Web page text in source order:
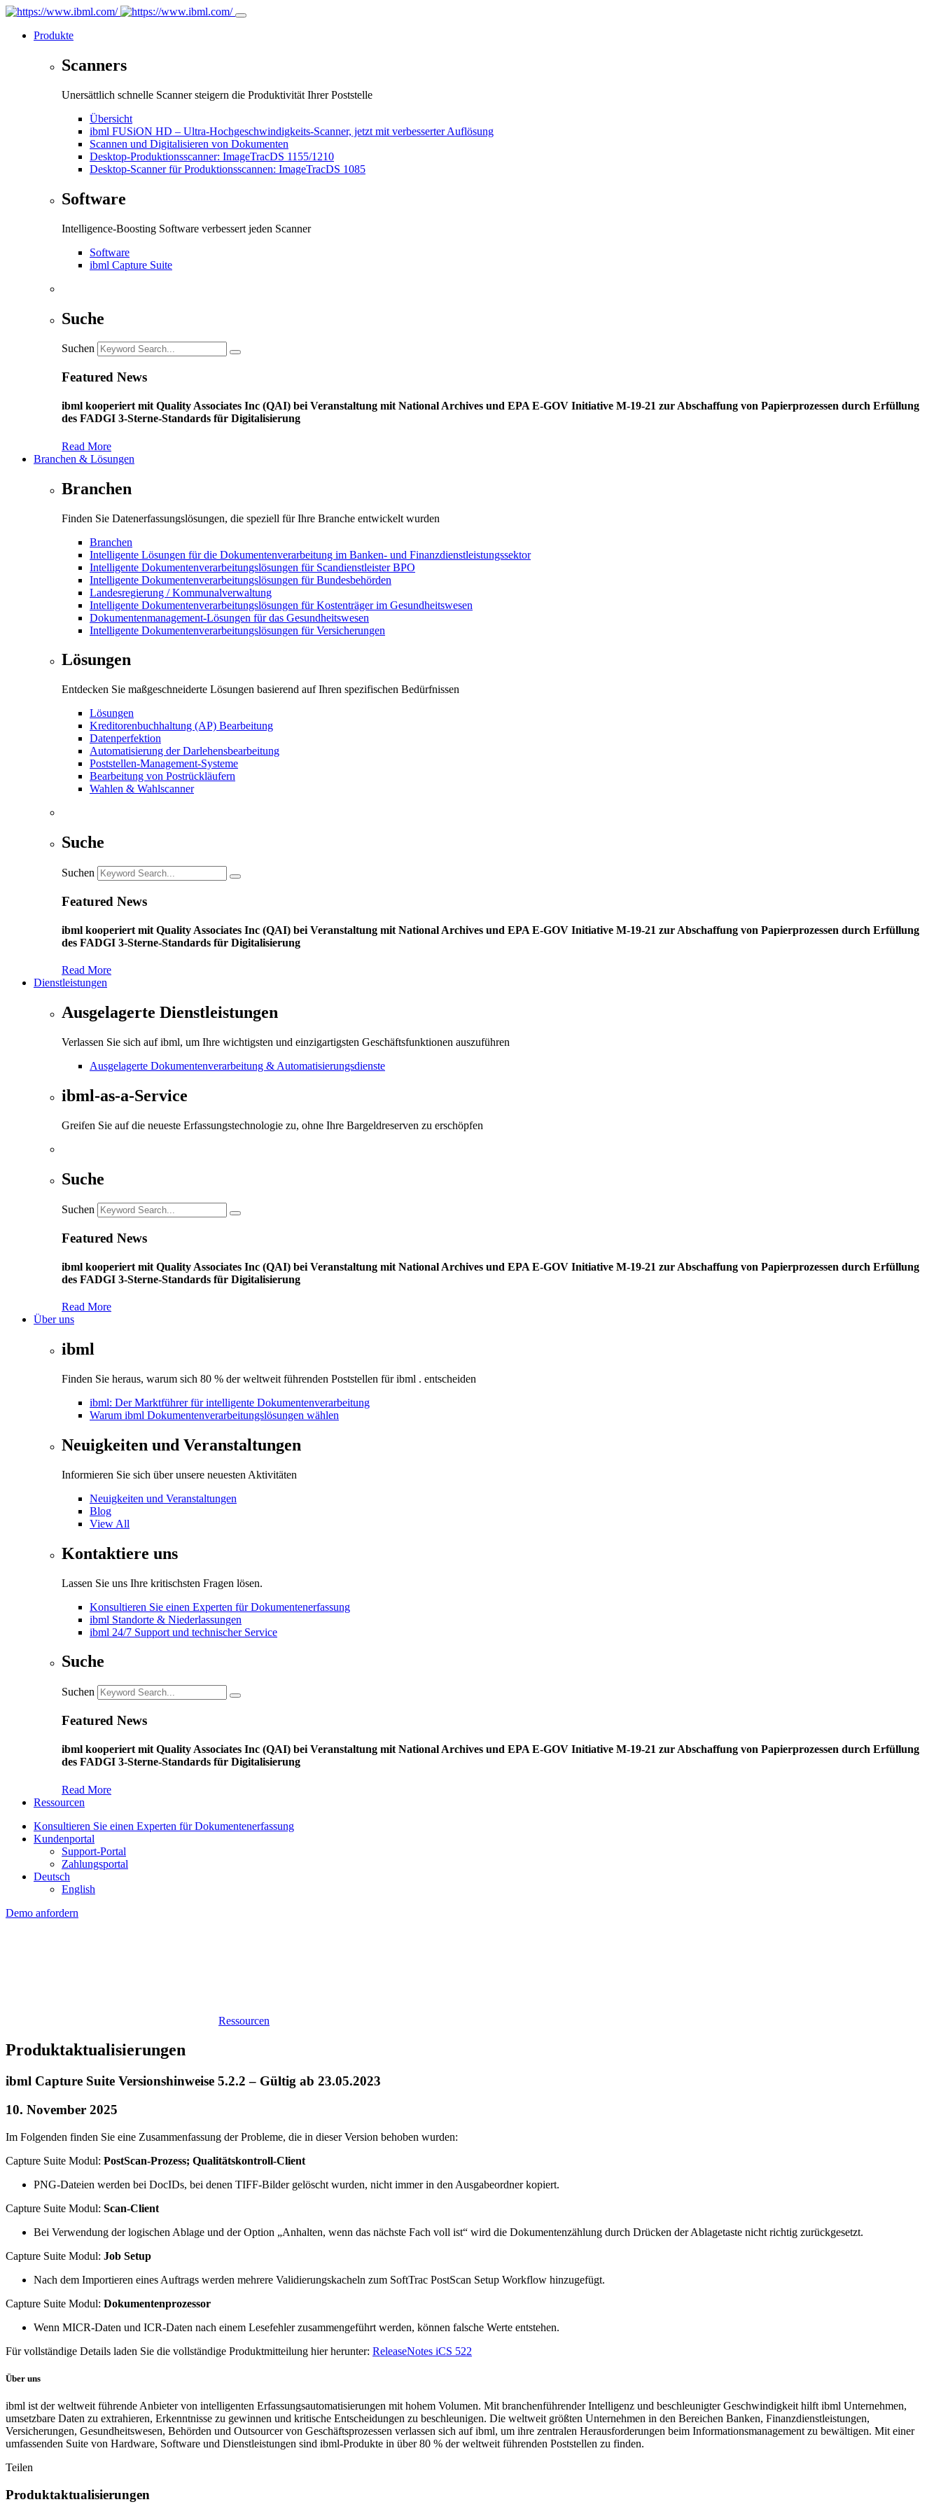
Produkte
Scanners
Unersättlich schnelle Scanner steigern die Produktivität Ihrer Poststelle
Übersicht
ibml FUSiON HD – Ultra-Hochgeschwindigkeits-Scanner, jetzt mit verbesserter Auflösung
Scannen und Digitalisieren von Dokumenten
Desktop-Produktionsscanner: ImageTracDS 1155/1210
Desktop-Scanner für Produktionsscannen: ImageTracDS 1085
Software
Intelligence-Boosting Software verbessert jeden Scanner
Software
ibml Capture Suite
Suche
Suchen
Featured News
ibml kooperiert mit Quality Associates Inc (QAI) bei Veranstaltung mit National Archives und EPA E-GOV Initiative M-19-21 zur Abschaffung von Papierprozessen durch Erfüllung
des FADGI 3-Sterne-Standards für Digitalisierung
Read More
Branchen & Lösungen
Branchen
Finden Sie Datenerfassungslösungen, die speziell für Ihre Branche entwickelt wurden
Branchen
Intelligente Lösungen für die Dokumentenverarbeitung im Banken- und Finanzdienstleistungssektor
Intelligente Dokumentenverarbeitungslösungen für Scandienstleister BPO
Intelligente Dokumentenverarbeitungslösungen für Bundesbehörden
Landesregierung / Kommunalverwaltung
Intelligente Dokumentenverarbeitungslösungen für Kostenträger im Gesundheitswesen
Dokumentenmanagement-Lösungen für das Gesundheitswesen
Intelligente Dokumentenverarbeitungslösungen für Versicherungen
Lösungen
Entdecken Sie maßgeschneiderte Lösungen basierend auf Ihren spezifischen Bedürfnissen
Lösungen
Kreditorenbuchhaltung (AP) Bearbeitung
Datenperfektion
Automatisierung der Darlehensbearbeitung
Poststellen-Management-Systeme
Bearbeitung von Postrückläufern
Wahlen & Wahlscanner
Suche
Suchen
Featured News
ibml kooperiert mit Quality Associates Inc (QAI) bei Veranstaltung mit National Archives und EPA E-GOV Initiative M-19-21 zur Abschaffung von Papierprozessen durch Erfüllung
des FADGI 3-Sterne-Standards für Digitalisierung
Read More
Dienstleistungen
Ausgelagerte Dienstleistungen
Verlassen Sie sich auf ibml, um Ihre wichtigsten und einzigartigsten Geschäftsfunktionen auszuführen
Ausgelagerte Dokumentenverarbeitung & Automatisierungsdienste
ibml-as-a-Service
Greifen Sie auf die neueste Erfassungstechnologie zu, ohne Ihre Bargeldreserven zu erschöpfen
Suche
Suchen
Featured News
ibml kooperiert mit Quality Associates Inc (QAI) bei Veranstaltung mit National Archives und EPA E-GOV Initiative M-19-21 zur Abschaffung von Papierprozessen durch Erfüllung
des FADGI 3-Sterne-Standards für Digitalisierung
Read More
Über uns
ibml
Finden Sie heraus, warum sich 80 % der weltweit führenden Poststellen für ibml . entscheiden
ibml: Der Marktführer für intelligente Dokumentenverarbeitung
Warum ibml Dokumentenverarbeitungslösungen wählen
Neuigkeiten und Veranstaltungen
Informieren Sie sich über unsere neuesten Aktivitäten
Neuigkeiten und Veranstaltungen
Blog
View All
Kontaktiere uns
Lassen Sie uns Ihre kritischsten Fragen lösen.
Konsultieren Sie einen Experten für Dokumentenerfassung
ibml Standorte & Niederlassungen
ibml 24/7 Support und technischer Service
Suche
Suchen
Featured News
ibml kooperiert mit Quality Associates Inc (QAI) bei Veranstaltung mit National Archives und EPA E-GOV Initiative M-19-21 zur Abschaffung von Papierprozessen durch Erfüllung
des FADGI 3-Sterne-Standards für Digitalisierung
Read More
Ressourcen
Konsultieren Sie einen Experten für Dokumentenerfassung
Kundenportal
Support-Portal
Zahlungsportal
Deutsch
English
Demo anfordern
Ressourcen
Produktaktualisierungen
ibml Capture Suite Versionshinweise 5.2.2 – Gültig ab 23.05.2023
10. November 2025
Im Folgenden finden Sie eine Zusammenfassung der Probleme, die in dieser Version behoben wurden:
Capture Suite Modul: PostScan-Prozess; Qualitätskontroll-Client
PNG-Dateien werden bei DocIDs, bei denen TIFF-Bilder gelöscht wurden, nicht immer in den Ausgabeordner kopiert.
Capture Suite Modul: Scan-Client
Bei Verwendung der logischen Ablage und der Option „Anhalten, wenn das nächste Fach voll ist“ wird die Dokumentenzählung durch Drücken der Ablagetaste nicht richtig zurückgesetzt.
Capture Suite Modul: Job Setup
Nach dem Importieren eines Auftrags werden mehrere Validierungskacheln zum SoftTrac PostScan Setup Workflow hinzugefügt.
Capture Suite Modul: Dokumentenprozessor
Wenn MICR-Daten und ICR-Daten nach einem Lesefehler zusammengeführt werden, können falsche Werte entstehen.
Für vollständige Details laden Sie die vollständige Produktmitteilung hier herunter: ReleaseNotes iCS 522
Über uns
ibml ist der weltweit führende Anbieter von intelligenten Erfassungsautomatisierungen mit hohem Volumen. Mit branchenführender Intelligenz und beschleunigter Geschwindigkeit hilft ibml Unternehmen,
umsetzbare Daten zu extrahieren, Erkenntnisse zu gewinnen und kritische Entscheidungen zu beschleunigen. Die weltweit größten Unternehmen in den Bereichen Banken, Finanzdienstleistungen,
Versicherungen, Gesundheitswesen, Behörden und Outsourcer von Geschäftsprozessen verlassen sich auf ibml, um ihre zentralen Herausforderungen beim Informationsmanagement zu bewältigen. Mit einer
umfassenden Suite von Hardware, Software und Dienstleistungen sind ibml-Produkte in über 80 % der weltweit führenden Poststellen zu finden.
Teilen
Produktaktualisierungen